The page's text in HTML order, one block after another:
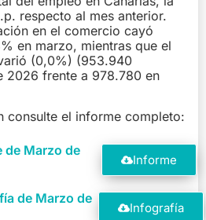
respecto al mes anterior.
en el comercio cayó
en marzo, mientras que el
(0,0%) (953.940
2026 frente a 978.780 en
consulte el informe completo:
de Marzo de
Informe
de Marzo de
Infografía